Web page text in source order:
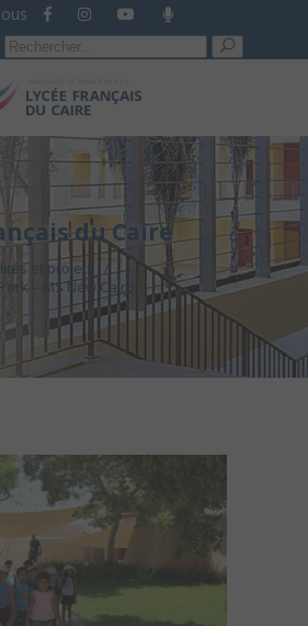
Recherche
pour :
du Caire
et projets
/
– MS New Cairo